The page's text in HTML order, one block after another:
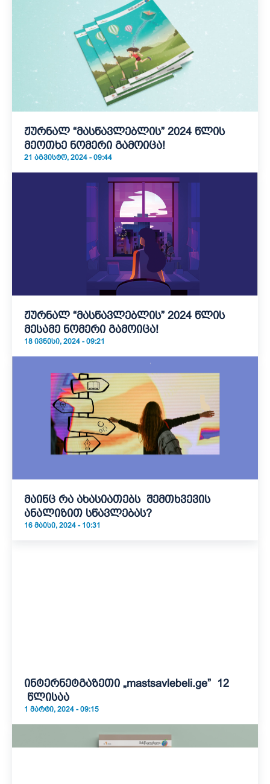
ჟურნალ “მასწავლებლის” 2024 წლის
მეოთხე ნომერი გამოიცა!
21 ᲐᲒᲕᲘᲡᲢᲝ, 2024 - 09:44
ჟურნალ “მასწავლებლის” 2024 წლის
მესამე ნომერი გამოიცა!
18 ᲘᲕᲜᲘᲡᲘ, 2024 - 09:21
მაინც რა ახასიათებს შემთხვევის
ანალიზით სწავლებას?
16 ᲛᲐᲘᲡᲘ, 2024 - 10:31
ინტერნეტგაზეთი „mastsavlebeli.ge” 12
წლისაა
1 ᲛᲐᲠᲢᲘ, 2024 - 09:15